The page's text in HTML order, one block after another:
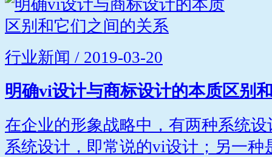
行业新闻 / 2019-03-20
明确vi设计与商标设计的本质区别
在企业的形象战略中，有两种系统
系统设计，即常说的vi设计；另一种